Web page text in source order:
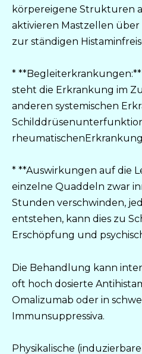
körpereigene Strukturen
aktivieren Mastzellen über
zur ständigen
*
steht die Erkrankung im
anderen systemischen
* **Auswirkungen auf die
einzelne Quaddeln zwar
Stunden verschwinden,
entstehen, kann dies zu
Erschöpfung und
Die Behandlung kann
oft hoch dosierte
Omalizumab oder in
Immunsuppressiva.
Physikalische